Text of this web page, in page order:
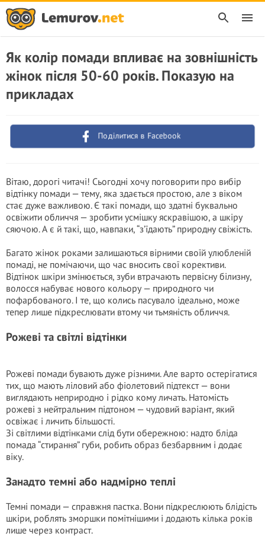
Як колір помади впливає на зовнішність
жінок після 50-60 років. Показую на
прикладах
Поділитися в Facebook
Вітаю, дорогі читачі! Сьогодні хочу поговорити про вибір
відтінку помади — тему, яка здається простою, але з віком
стає дуже важливою. Є такі помади, що здатні буквально
освіжити обличчя — зробити усмішку яскравішою, а шкіру
сяючою. А є й такі, що, навпаки, “з’їдають” природну свіжість.
Багато жінок роками залишаються вірними своїй улюбленій
помаді, не помічаючи, що час вносить свої корективи.
Відтінок шкіри змінюється, зуби втрачають первісну білизну,
волосся набуває нового кольору — природного чи
пофарбованого. І те, що колись пасувало ідеально, може
тепер лише підкреслювати втому чи тьмяність обличчя.
Рожеві та світлі відтінки
Рожеві помади бувають дуже різними. Але варто остерігатися
тих, що мають ліловий або фіолетовий підтекст — вони
виглядають неприродно і рідко кому личать. Натомість
рожеві з нейтральним підтоном — чудовий варіант, який
освіжає і личить більшості.
Зі світлими відтінками слід бути обережною: надто бліда
помада “стирання” губи, робить образ безбарвним і додає
віку.
Занадто темні або надмірно теплі
Темні помади — справжня пастка. Вони підкреслюють блідість
шкіри, роблять зморшки помітнішими і додають кілька років
лише через контраст.